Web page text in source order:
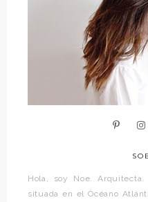
Hola, soy Noe.
situada en el Océano